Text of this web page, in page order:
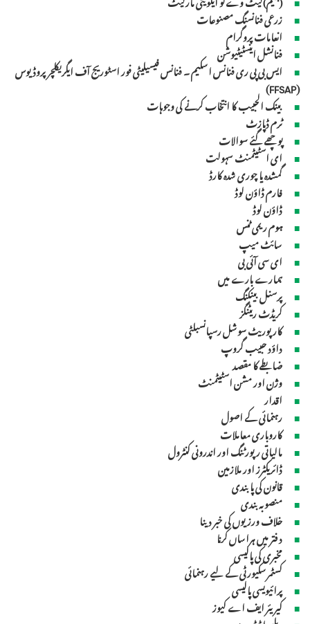
زرعی فنانسنگ مصنوعات
انعامات پروگرام
فنانشل اینسٹیٹیوشن
ایس بی پی ری فنانس اسکیم ۔ فنانس فیسیلیٹی فور اسٹوریج آف ایگریکلچر پروڈیوس
(FFSAP)
بینک الحبیب کا انتخاب کرنے کی وجوہات
ٹرم ڈپازٹ
پوچھے گئے سوالات
ای اسٹیٹمنٹ سہولت
گمشدہ یا چوری شدہ کارڈ
فارم ڈاؤن لوڈ
ڈاؤن لوڈ
ہوم ریمی ٹنس
سائٹ میپ
ای سی آئی بی
ہمارے بارے میں
پرسنل بینکنگ
کریڈٹ ریٹنگز
کارپوریٹ سوشل رسپانسبلٹی
داؤد حبیب گروپ
ضابطے کا مقصد
وژن اور مشن اسٹیٹمنٹ
اقدار
رہنمائی کے اصول
کاروباری معاملات
مالیاتی رپورٹنگ اور اندرونی کنٹرول
ڈائریکٹرز اور ملازمین
قانون کی پابندی
منصوبہ بندی
خلاف ورزیوں کی خبر دینا
د فتر میں ہراساں کرنا
مخبری کی پالیسی
کسٹمرسکیورٹی کے لیے رہنمائی
پرائیویسی پالیسی
کیریئر ایف اے کیوز